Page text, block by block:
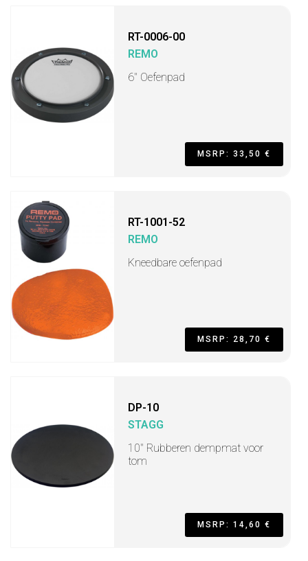
RT-0006-00
REMO
6" Oefenpad
MSRP: 33,50 €
RT-1001-52
REMO
Kneedbare oefenpad
MSRP: 28,70 €
DP-10
STAGG
10" Rubberen dempmat voor
tom
MSRP: 14,60 €